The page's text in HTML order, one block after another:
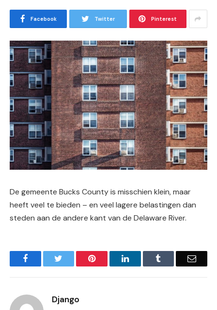
Facebook Twitter Pinterest
De gemeente Bucks County is misschien klein, maar
heeft veel te bieden – en veel lagere belastingen dan
steden aan de andere kant van de Delaware River.
Facebook Pinterest LinkedIn Email
Django